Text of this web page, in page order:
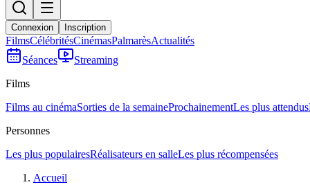
Connexion Inscription
FilmsCélébritésCinémasPalmarèsActualités
Séances
Streaming
Films
Films au cinémaSorties de la semaineProchainementLes plus attendus
Personnes
Les plus populairesRéalisateurs en salleLes plus récompensées
Accueil